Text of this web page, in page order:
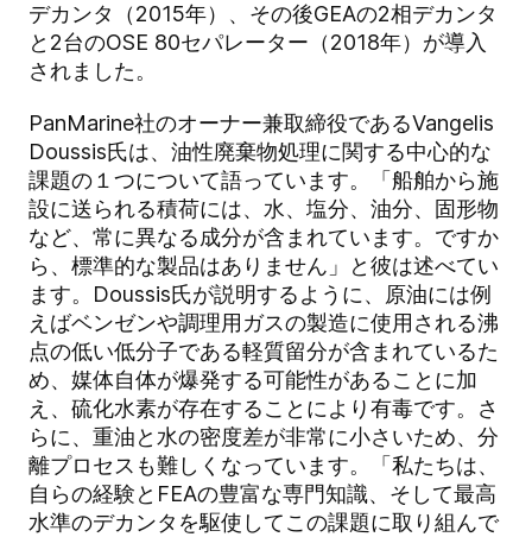
デカンタ（2015年）、その後GEAの2相デカンタ
と2台のOSE 80セパレーター（2018年）が導入
されました。
PanMarine社のオーナー兼取締役であるVangelis
Doussis氏は、油性廃棄物処理に関する中心的な
課題の１つについて語っています。「船舶から施
設に送られる積荷には、水、塩分、油分、固形物
など、常に異なる成分が含まれています。ですか
ら、標準的な製品はありません」と彼は述べてい
ます。Doussis氏が説明するように、原油には例
えばベンゼンや調理用ガスの製造に使用される沸
点の低い低分子である軽質留分が含まれているた
め、媒体自体が爆発する可能性があることに加
え、硫化水素が存在することにより有毒です。さ
らに、重油と水の密度差が非常に小さいため、分
離プロセスも難しくなっています。「私たちは、
自らの経験とFEAの豊富な専門知識、そして最高
水準のデカンタを駆使してこの課題に取り組んで